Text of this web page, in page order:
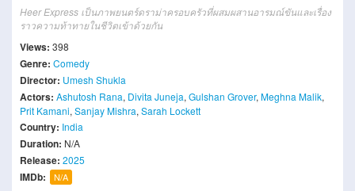
Heer Express เป็นภาพยนตร์ดราม่าครอบครัวที่ผสมผสานอารมณ์ขันและเรื่อง
ราวความท้าทายในชีวิตเข้าด้วยกัน
Views: 398
Genre: Comedy
Director: Umesh Shukla
Actors: Ashutosh Rana, Divita Juneja, Gulshan Grover, Meghna Malik,
Prit Kamani, Sanjay Mishra, Sarah Lockett
Country: India
Duration: N/A
Release: 2025
IMDb: N/A